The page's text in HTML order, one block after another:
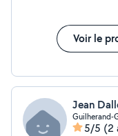
Voir le
Jean
Guilherand-
5/5 (2